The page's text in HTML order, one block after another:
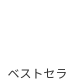
ベストセ